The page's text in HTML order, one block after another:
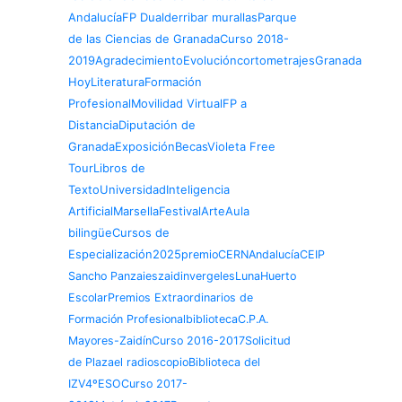
AndalucíaFP Dualderribar murallasParque
de las Ciencias de GranadaCurso 2018-
2019AgradecimientoEvolucióncortometrajesGranada
HoyLiteraturaFormación
ProfesionalMovilidad VirtualFP a
DistanciaDiputación de
GranadaExposiciónBecasVioleta Free
TourLibros de
TextoUniversidadInteligencia
ArtificialMarsellaFestivalArteAula
bilingüeCursos de
Especialización2025premioCERNAndalucíaCEIP
Sancho PanzaieszaidinvergelesLunaHuerto
EscolarPremios Extraordinarios de
Formación ProfesionalbibliotecaC.P.A.
Mayores-ZaidínCurso 2016-2017Solicitud
de Plazael radioscopioBiblioteca del
IZV4ºESOCurso 2017-